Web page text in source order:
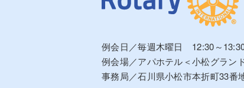
例会日／毎週木曜日 12:30～
例会場／アパホテル＜小松グラン
事務局／石川県小松市本折町33番